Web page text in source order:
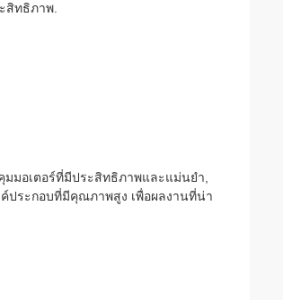
สิทธิภาพ.
มอเตอร์ที่มีประสิทธิภาพและแม่นยํา,
ประกอบที่มีคุณภาพสูง เพื่อผลงานที่น่า